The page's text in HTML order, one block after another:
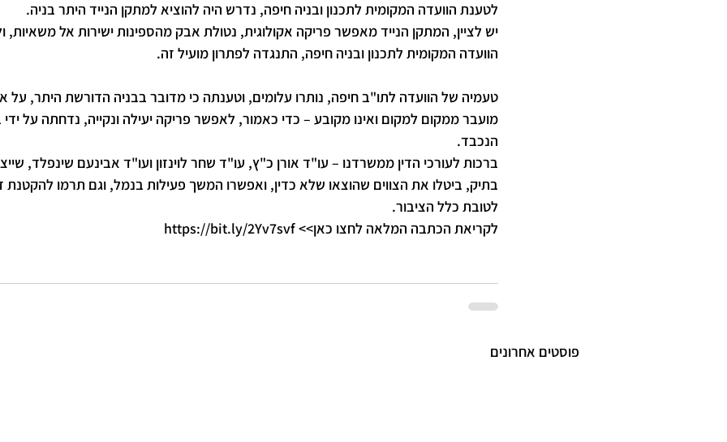
לטענת הוועדה המקומית לתכנון ובניה חיפה, נדרש היה להוציא למתקן הנייד היתר בניה.
יש לציין, המתקן הנייד מאפשר פריקה אקולוגית, נטולת אבק מהספינות ישירות אל משאיות,
הוועדה המקומית לתכנון ובניה חיפה, התנגדה לפתרון מועיל זה.
טעמיה של הוועדה לתו"ב חיפה, נותרו עלומים, וטענתה כי מדובר בבניה הדורשת היתר,
מועבר ממקום למקום ואינו מקובע – כדי כאמור, לאפשר פריקה יעילה ונקייה, נדחתה על
הנכבד.
ברכות לעורכי הדין ממשרדנו – עו"ד אורן כ"ץ, עו"ד שחר לוינזון ועו"ד אבינעם שינפלד,
בתיק, ביטלו את הצווים שהוצאו שלא כדין, ואפשרו המשך פעילות בנמל, וגם תרמו להקטנת
לטובת כלל הציבור.
לקריאת הכתבה המלאה לחצו כאן>> https://bit.ly/2Yv7svf
פוסטים אחרונים